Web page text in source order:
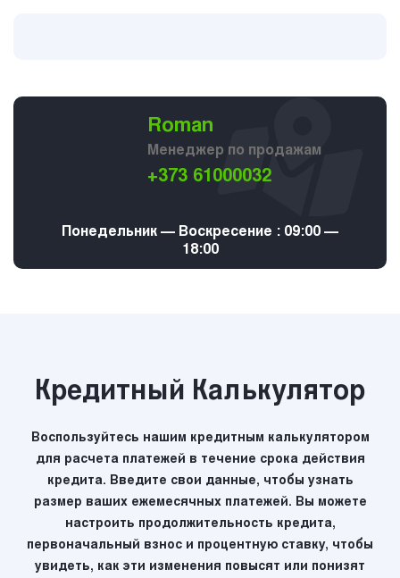
Roman
Менеджер по продажам
+373 61000032
Понедельник — Воскресение : 09:00 —
18:00
Кредитный Калькулятор
Воспользуйтесь нашим кредитным калькулятором
для расчета платежей в течение срока действия
кредита. Введите свои данные, чтобы узнать
размер ваших ежемесячных платежей. Вы можете
настроить продолжительность кредита,
первоначальный взнос и процентную ставку, чтобы
увидеть, как эти изменения повысят или понизят